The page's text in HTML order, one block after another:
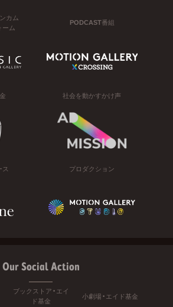
カム
ーム
PODCAST番組
社会を動かすかけ声
ス プロダクション
Our Social Action
ブックストア・エイ
ド基金
小劇場・エイド基金